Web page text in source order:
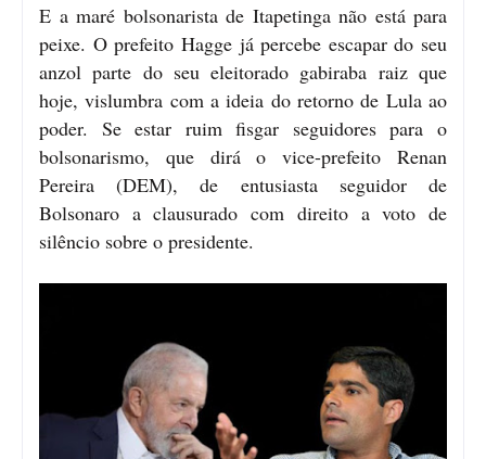
E a maré bolsonarista de Itapetinga não está para
peixe. O prefeito Hagge já percebe escapar do seu
anzol parte do seu eleitorado gabiraba raiz que
hoje, vislumbra com a ideia do retorno de Lula ao
poder. Se estar ruim fisgar seguidores para o
bolsonarismo, que dirá o vice-prefeito Renan
Pereira (DEM), de entusiasta seguidor de
Bolsonaro a clausurado com direito a voto de
silêncio sobre o presidente.